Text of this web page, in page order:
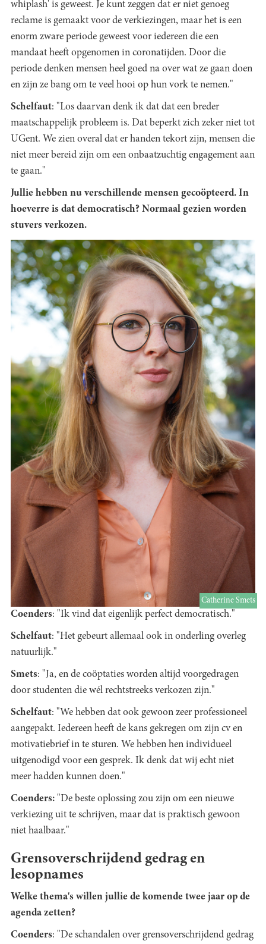
whiplash' is geweest. Je kunt zeggen dat er niet genoeg
reclame is gemaakt voor de verkiezingen, maar het is een
enorm zware periode geweest voor iedereen die een
mandaat heeft opgenomen in coronatijden. Door die
periode denken mensen heel goed na over wat ze gaan doen
en zijn ze bang om te veel hooi op hun vork te nemen."
Schelfaut: "Los daarvan denk ik dat dat een breder
maatschappelijk probleem is. Dat beperkt zich zeker niet tot
UGent. We zien overal dat er handen tekort zijn, mensen die
niet meer bereid zijn om een onbaatzuchtig engagement aan
te gaan."
Jullie hebben nu verschillende mensen gecoöpteerd. In
hoeverre is dat democratisch? Normaal gezien worden
stuvers verkozen.
Catherine Smets
Coenders: "Ik vind dat eigenlijk perfect democratisch."
Schelfaut: "Het gebeurt allemaal ook in onderling overleg
natuurlijk."
Smets: "Ja, en de coöptaties worden altijd voorgedragen
door studenten die wél rechtstreeks verkozen zijn."
Schelfaut: "We hebben dat ook gewoon zeer professioneel
aangepakt. Iedereen heeft de kans gekregen om zijn cv en
motivatiebrief in te sturen. We hebben hen individueel
uitgenodigd voor een gesprek. Ik denk dat wij echt niet
meer hadden kunnen doen."
Coenders: "De beste oplossing zou zijn om een nieuwe
verkiezing uit te schrijven, maar dat is praktisch gewoon
niet haalbaar."
Grensoverschrijdend gedrag en
lesopnames
Welke thema's willen jullie de komende twee jaar op de
agenda zetten?
Coenders: "De schandalen over grensoverschrijdend gedrag